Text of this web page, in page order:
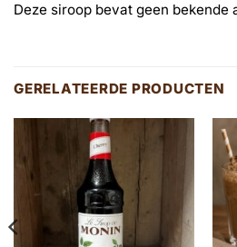
Deze siroop bevat geen bekende
GERELATEERDE PRODUCTEN